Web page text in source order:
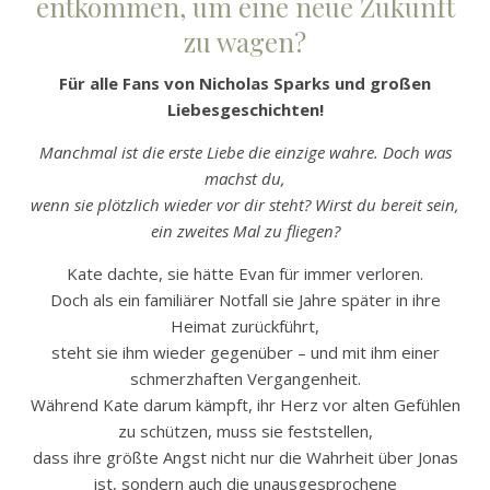
zu wagen?
Für alle Fans von Nicholas Sparks und großen
Liebesgeschichten!
Manchmal ist die erste Liebe die einzige wahre. Doch was
machst du,
wenn sie plötzlich wieder vor dir steht? Wirst du bereit sein,
ein zweites Mal zu fliegen?
Kate dachte, sie hätte Evan für immer verloren.
Doch als ein familiärer Notfall sie Jahre später in ihre
Heimat zurückführt,
steht sie ihm wieder gegenüber – und mit ihm einer
schmerzhaften Vergangenheit.
Während Kate darum kämpft, ihr Herz vor alten Gefühlen
zu schützen, muss sie feststellen,
dass ihre größte Angst nicht nur die Wahrheit über Jonas
ist, sondern auch die unausgesprochene